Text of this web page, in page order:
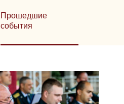
Прошедшие
события